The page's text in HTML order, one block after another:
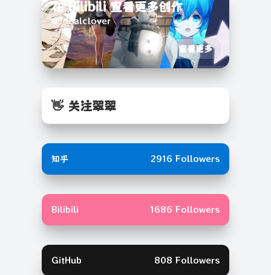
在 Bilibili 查看更多创作
@idealclover
查看更多
👋 关注翠翠
知乎 2916 Followers
Bilibili 1686 Followers
GitHub 808 Followers